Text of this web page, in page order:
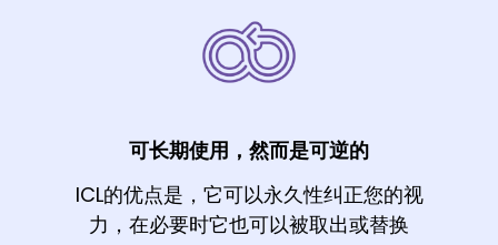
可长期使用，然而是可逆的
ICL的优点是，它可以永久性纠正您的视
力，在必要时它也可以被取出或替换